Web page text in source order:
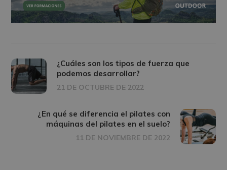
¿Cuáles son los tipos de fuerza que
podemos desarrollar?
21 DE OCTUBRE DE 2022
¿En qué se diferencia el pilates con
máquinas del pilates en el suelo?
11 DE NOVIEMBRE DE 2022